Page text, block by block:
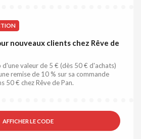
nouveaux clients chez Rêve de
d'une valeur de 5 € (dès 50 € d'achats)
remise de 10 % sur sa commande
50 € chez Rêve de Pan.
AFFICHER LE CODE